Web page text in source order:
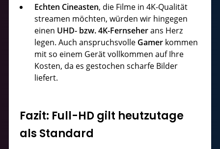
Echten Cineasten, die Filme in 4K-Qualität
streamen möchten, würden wir hingegen
einen UHD- bzw. 4K-Fernseherans Herz
legen. Auch anspruchsvolle Gamer kommen
mit so einem Gerät vollkommen auf Ihre
Kosten, da es gestochen scharfe Bilder
liefert.
Fazit: Full-HD gilt heutzutage
als Standard